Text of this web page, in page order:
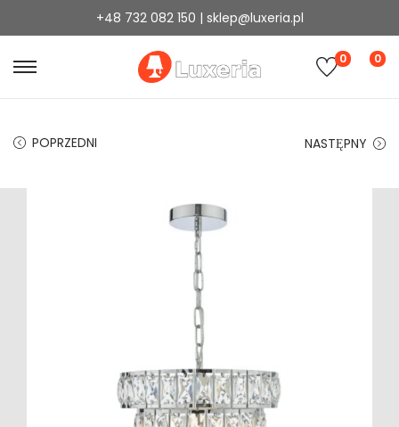
+48 732 082 150 | sklep@luxeria.pl
0 0
POPRZEDNI NASTĘPNY